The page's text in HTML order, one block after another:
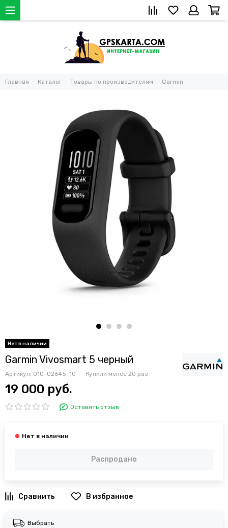
Главная Каталог Товары по производителям Garmin
Garmin Vivosmart 5 черный
Артикул: 010-02645-10 Купили менее 20 раз
19 000 руб.
Оставить отзыв
Распродано
В избранное
Выбрать